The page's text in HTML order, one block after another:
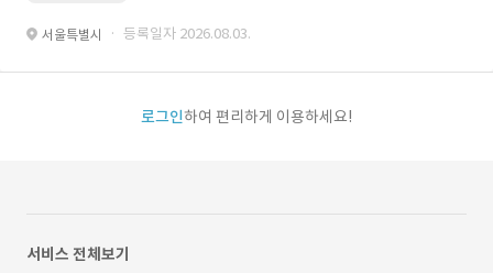
서울특별시 · 등록일자 2026.08.03.
로그인하여 편리하게 이용하세요!
서비스 전체보기